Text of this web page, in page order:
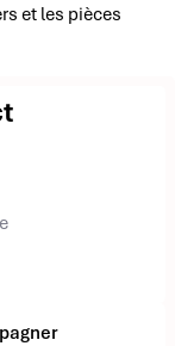
et les pièces